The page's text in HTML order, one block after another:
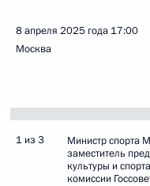
8 апреля 2025 года 17:00
Москва
1 из 3
Министр спорта
заместитель
культуры и
комиссии